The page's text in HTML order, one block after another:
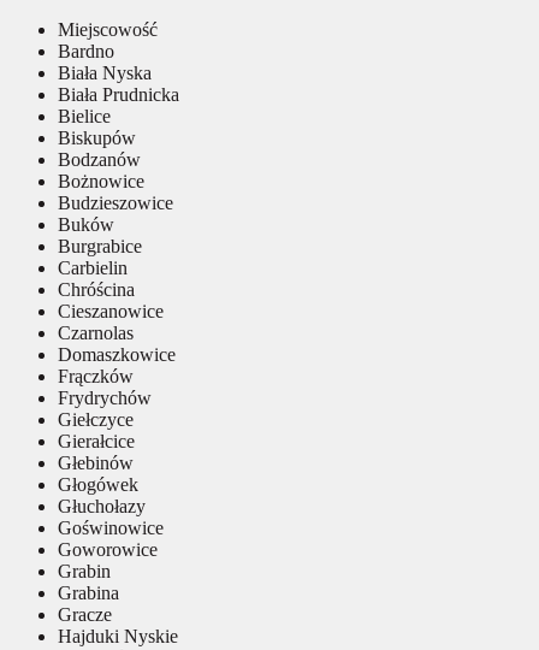
Miejscowość
Bardno
Biała Nyska
Biała Prudnicka
Bielice
Biskupów
Bodzanów
Bożnowice
Budzieszowice
Buków
Burgrabice
Carbielin
Chróścina
Cieszanowice
Czarnolas
Domaszkowice
Frączków
Frydrychów
Giełczyce
Gierałcice
Głebinów
Głogówek
Głuchołazy
Goświnowice
Goworowice
Grabin
Grabina
Gracze
Hajduki Nyskie